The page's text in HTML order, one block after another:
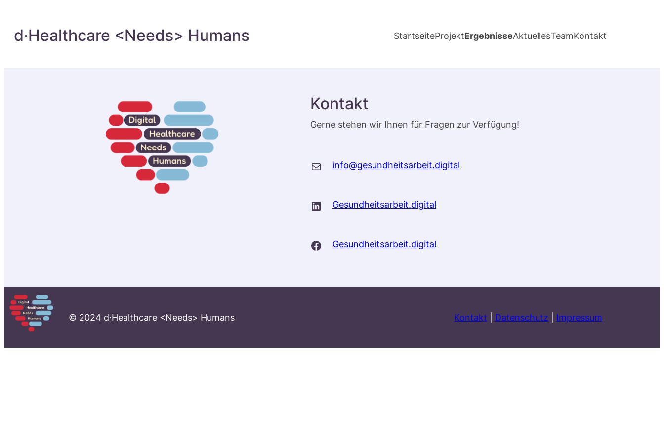
d·Healthcare <Needs> Humans StartseiteProjektErgebnisseAktuellesTeamKontakt
Kontakt
Gerne stehen wir Ihnen für Fragen zur Verfügung!
E-Mail info@gesundheitsarbeit.digital
LinkedIn Gesundheitsarbeit.digital
Facebook Gesundheitsarbeit.digital
© 2024 d·Healthcare <Needs> Humans Kontakt Datenschutz Impressum